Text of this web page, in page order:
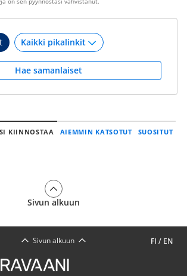
Hae samanlaiset
KIINNOSTAA AIEMMIN KATSOTUT SUOSITUT
Sivun alkuun
FI / EN
Sivun alkuun